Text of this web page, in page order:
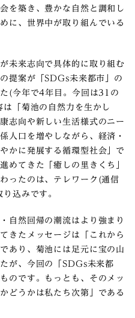
を築き、豊かな自然と調和し
に、世界中が取り組んでいる
未来志向で具体的に取り組む
提案が「SDGs未来都市」の
(今年で4年目。今回は31の
「菊池の自然力を生かし
志向や新しい生活様式のニー
人口を増やしながら、経済・
かに発展する循環型社会」で
めてきた「癒しの里きくち」
ったのは、テレワーク(通信
込みです。
自然回帰の潮流はより強まり
きたメッセージは「これから
あり、菊池には足元に宝の山
が、今回の「SDGs未来都
のです。もっとも、そのメッ
どうかは私たち次第」である